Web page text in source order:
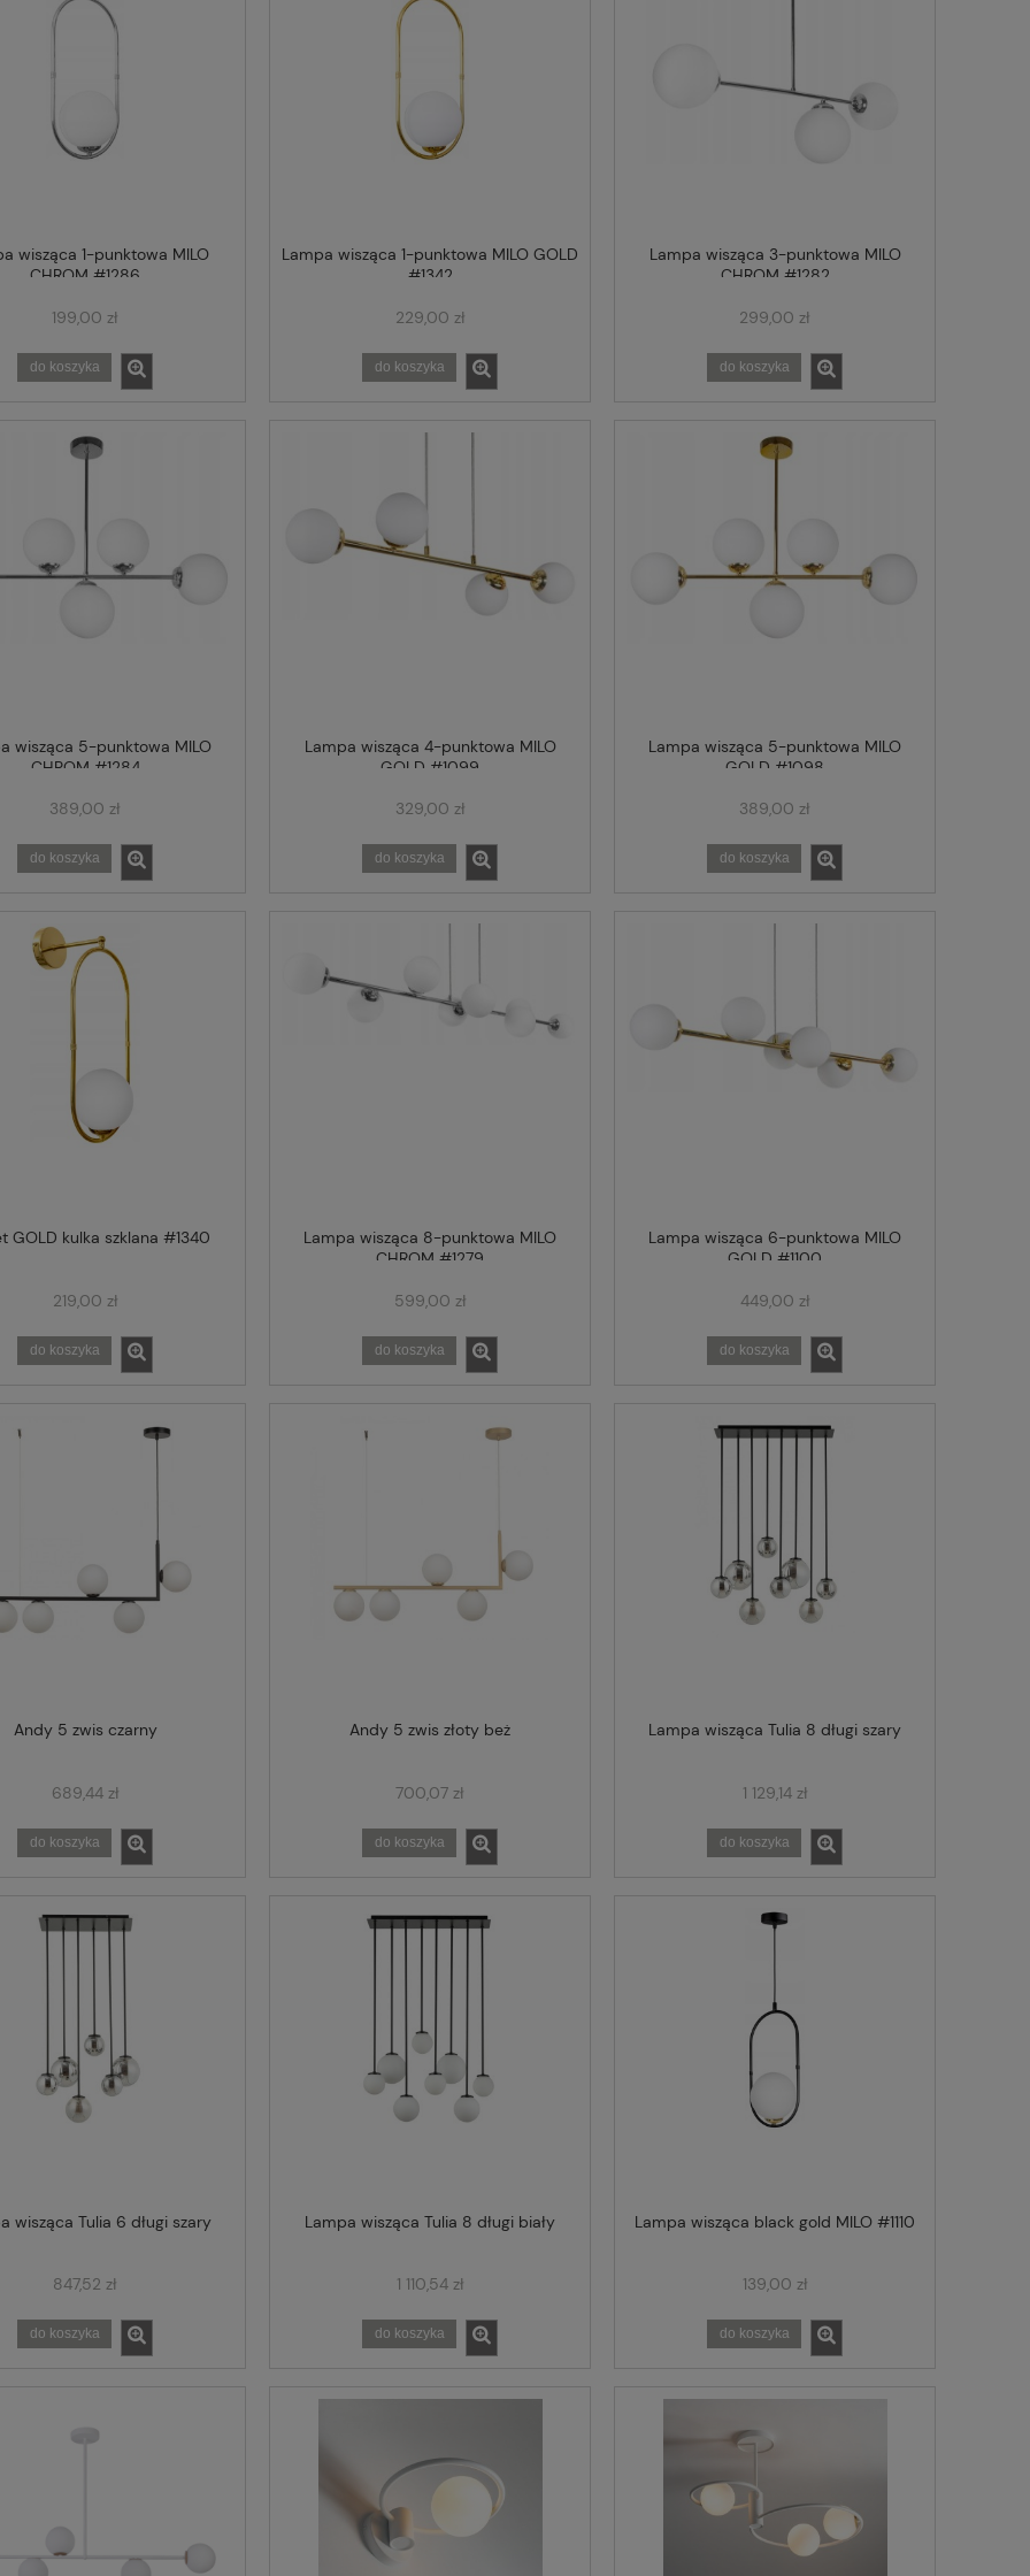
wisząca 1-punktowa MILO
CHROM #1286
199,00 zł
do koszyka
Lampa wisząca 1-punktowa MILO GOLD
#1342
229,00 zł
do koszyka
Lampa wisząca 3-punktowa MILO
CHROM #1282
299,00 zł
do koszyka
wisząca 5-punktowa MILO
CHROM #1284
389,00 zł
do koszyka
Lampa wisząca 4-punktowa MILO
GOLD #1099
329,00 zł
do koszyka
Lampa wisząca 5-punktowa MILO
GOLD #1098
389,00 zł
do koszyka
GOLD kulka szklana #1340
219,00 zł
do koszyka
Lampa wisząca 8-punktowa MILO
CHROM #1279
599,00 zł
do koszyka
Lampa wisząca 6-punktowa MILO
GOLD #1100
449,00 zł
do koszyka
Andy 5 zwis czarny
689,44 zł
do koszyka
Andy 5 zwis złoty beż
700,07 zł
do koszyka
Lampa wisząca Tulia 8 długi szary
1 129,14 zł
do koszyka
wisząca Tulia 6 długi szary
847,52 zł
do koszyka
Lampa wisząca Tulia 8 długi biały
1 110,54 zł
do koszyka
Lampa wisząca black gold MILO #1110
139,00 zł
do koszyka